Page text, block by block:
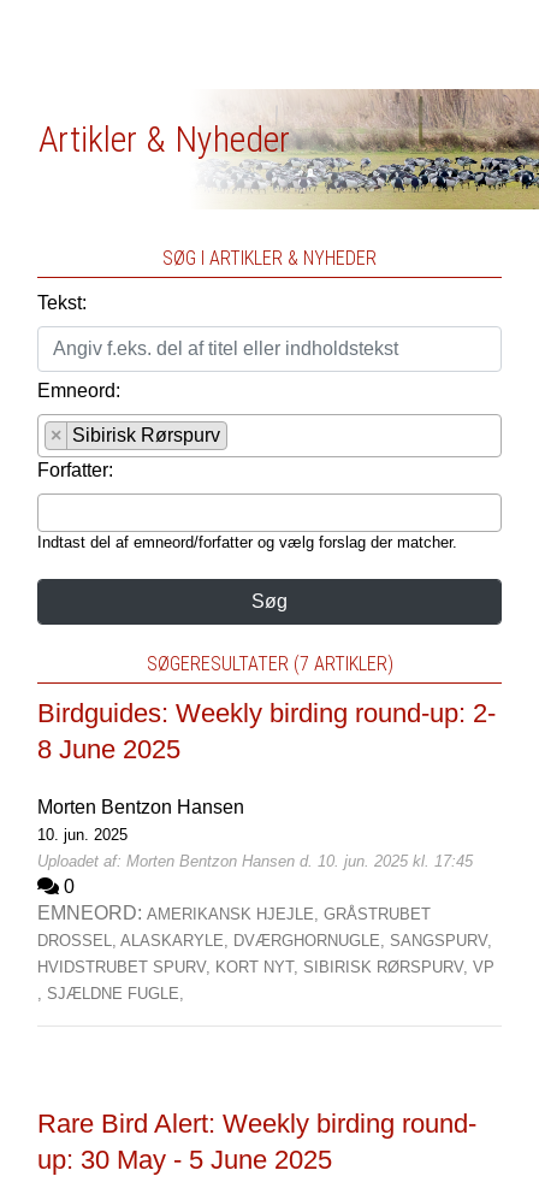
Artikler & Nyheder
SØG I ARTIKLER & NYHEDER
Tekst:
Emneord:
×
Sibirisk Rørspurv
Forfatter:
Indtast del af emneord/forfatter og vælg forslag der matcher.
Søg
SØGERESULTATER (7 ARTIKLER)
Birdguides: Weekly birding round-up: 2-
8 June 2025
Morten Bentzon Hansen
10. jun. 2025
Uploadet af: Morten Bentzon Hansen d. 10. jun. 2025 kl. 17:45
0
EMNEORD: AMERIKANSK HJEJLE, GRÅSTRUBET
DROSSEL, ALASKARYLE, DVÆRGHORNUGLE, SANGSPURV,
HVIDSTRUBET SPURV, KORT NYT, SIBIRISK RØRSPURV, VP
, SJÆLDNE FUGLE,
Rare Bird Alert: Weekly birding round-
up: 30 May - 5 June 2025